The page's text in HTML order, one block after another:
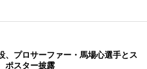
、プロサーファー・馬場心選手とス
スター披露